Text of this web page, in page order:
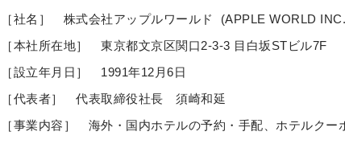
［社名］ 株式会社アップルワールド (APPLE WORLD
［本社所在地］ 東京都文京区関口2-3-3 目白坂STビル7F
［設立年月日］ 1991年12月6日
［代表者］ 代表取締役社長 須崎和延
［事業内容］ 海外・国内ホテルの予約・手配、ホテルク